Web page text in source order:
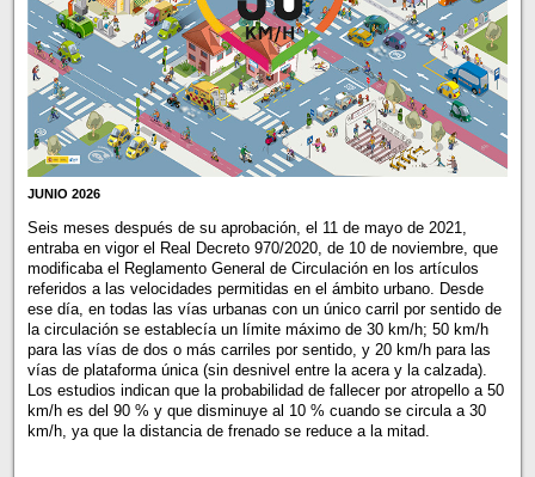
JUNIO 2026
Seis meses después de su aprobación, el 11 de mayo de 2021,
entraba en vigor el Real Decreto 970/2020, de 10 de noviembre, que
modificaba el Reglamento General de Circulación en los artículos
referidos a las velocidades permitidas en el ámbito urbano. Desde
ese día, en todas las vías urbanas con un único carril por sentido de
la circulación se establecía un límite máximo de 30 km/h; 50 km/h
para las vías de dos o más carriles por sentido, y 20 km/h para las
vías de plataforma única (sin desnivel entre la acera y la calzada).
Los estudios indican que la probabilidad de fallecer por atropello a 50
km/h es del 90 % y que disminuye al 10 % cuando se circula a 30
km/h, ya que la distancia de frenado se reduce a la mitad.